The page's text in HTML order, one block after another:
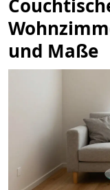
und Maße